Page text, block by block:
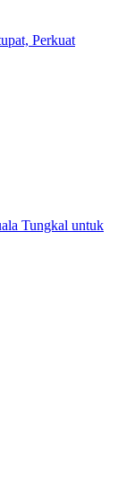
Perkuat
Tungkal untuk